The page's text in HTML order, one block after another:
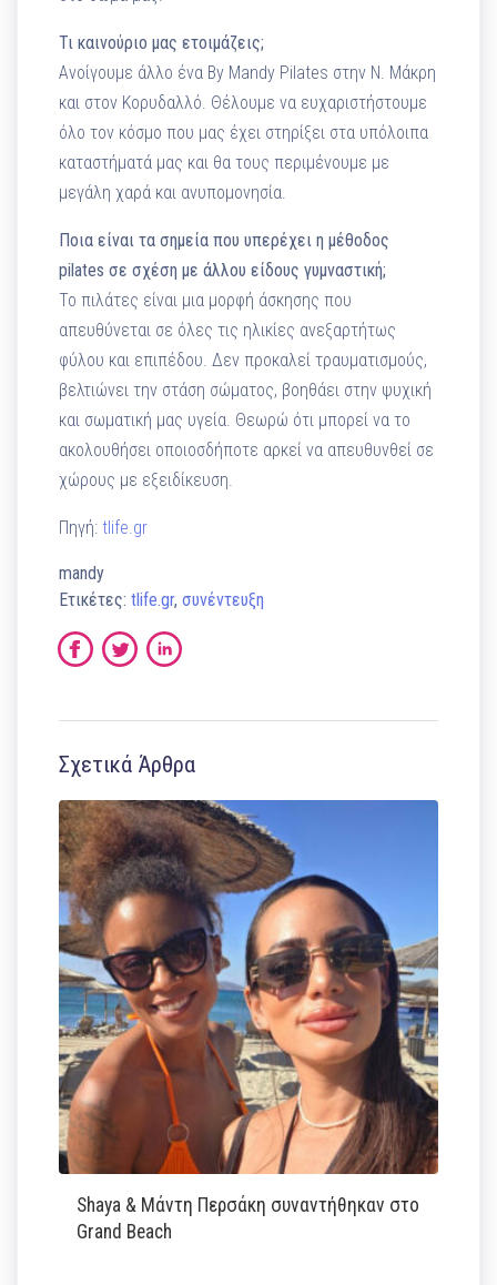
Τι καινούριο μας ετοιμάζεις;
Ανοίγουμε άλλο ένα By Mandy Pilates στην Ν. Μάκρη
και στον Κορυδαλλό. Θέλουμε να ευχαριστήστουμε
όλο τον κόσμο που μας έχει στηρίξει στα υπόλοιπα
καταστήματά μας και θα τους περιμένουμε με
μεγάλη χαρά και ανυπομονησία.
Ποια είναι τα σημεία που υπερέχει η μέθοδος
pilates σε σχέση με άλλου είδους γυμναστική;
Το πιλάτες είναι μια μορφή άσκησης που
απευθύνεται σε όλες τις ηλικίες ανεξαρτήτως
φύλου και επιπέδου. Δεν προκαλεί τραυματισμούς,
βελτιώνει την στάση σώματος, βοηθάει στην ψυχική
και σωματική μας υγεία. Θεωρώ ότι μπορεί να το
ακολουθήσει οποιοσδήποτε αρκεί να απευθυνθεί σε
χώρους με εξειδίκευση.
Πηγή:tlife.gr
mandy
Ετικέτες:tlife.gr,συνέντευξη
Σχετικά Άρθρα
Shaya & Μάντη Περσάκη συναντήθηκαν στο
Grand Beach